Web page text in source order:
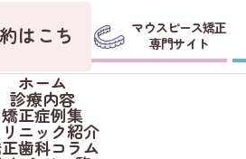
はこち
マウスピース矯正
専門サイト
ホーム
診療内容
矯正症例集
ニック紹介
歯科コラム
注意点など